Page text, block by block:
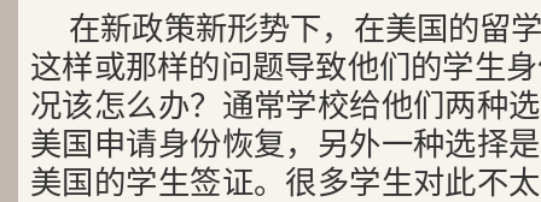
在新政策新形势下，在美国的留
这样或那样的问题导致他们的学生
况该怎么办？通常学校给他们两种
美国申请身份恢复，另外一种选择
美国的学生签证。很多学生对此不